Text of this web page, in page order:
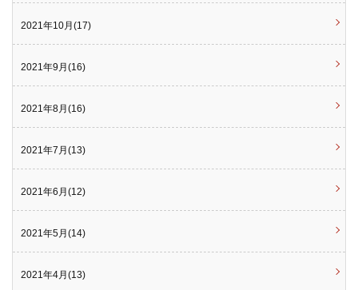
2021年10月(17)
2021年9月(16)
2021年8月(16)
2021年7月(13)
2021年6月(12)
2021年5月(14)
2021年4月(13)